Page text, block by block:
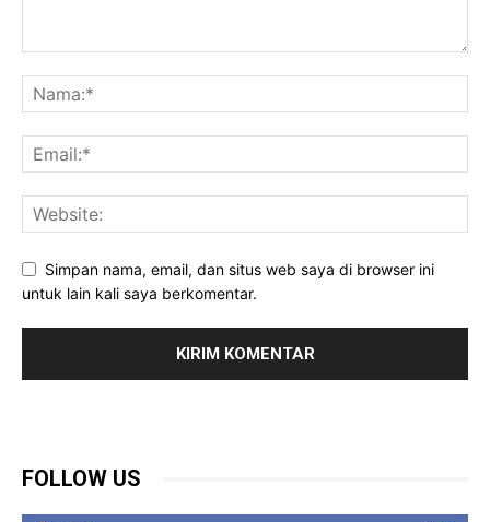
Simpan nama, email, dan situs web saya di browser ini
untuk lain kali saya berkomentar.
FOLLOW US